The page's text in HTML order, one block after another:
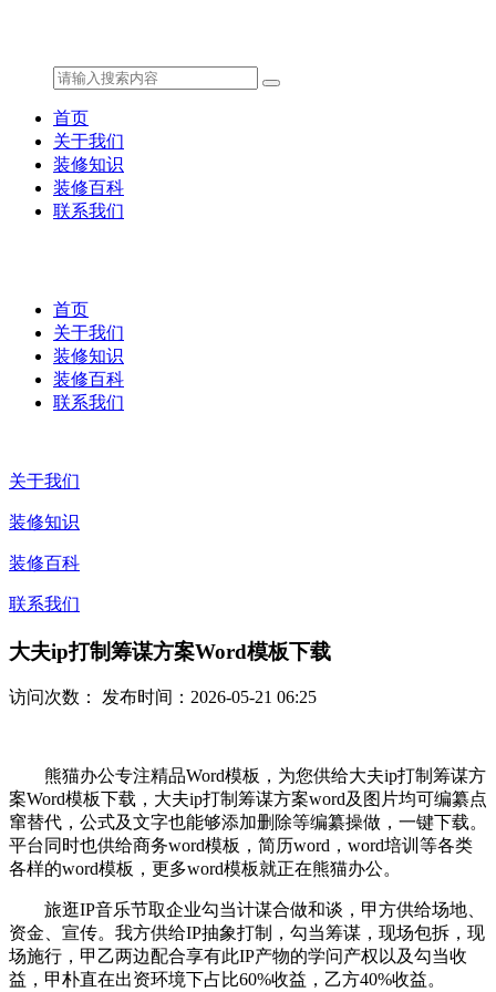
首页
关于我们
装修知识
装修百科
联系我们
首页
关于我们
装修知识
装修百科
联系我们
关于我们
装修知识
装修百科
联系我们
大夫ip打制筹谋方案Word模板下载
访问次数： 发布时间：2026-05-21 06:25
熊猫办公专注精品Word模板，为您供给大夫ip打制筹谋方
案Word模板下载，大夫ip打制筹谋方案word及图片均可编纂点
窜替代，公式及文字也能够添加删除等编纂操做，一键下载。
平台同时也供给商务word模板，简历word，word培训等各类
各样的word模板，更多word模板就正在熊猫办公。
旅逛IP音乐节取企业勾当计谋合做和谈，甲方供给场地、
资金、宣传。我方供给IP抽象打制，勾当筹谋，现场包拆，现
场施行，甲乙两边配合享有此IP产物的学问产权以及勾当收
益，甲朴直在出资环境下占比60%收益，乙方40%收益。